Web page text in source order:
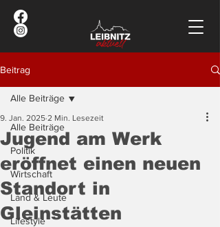
Beitrag
Alle Beiträge
Politik
Wirtschaft
Land & Leute
Lifestyle
Alle Beiträge
Jugend am Werk
eröffnet einen neuen
Standort in
Gleinstätten
9. Jan. 2025 2 Min. Lesezeit